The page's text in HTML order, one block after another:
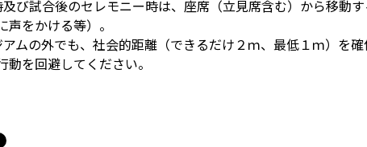
び試合後のセレモニー時は、座席（立見席含む）から移動
声をかける等）。
ムの外でも、社会的距離（できるだけ２ｍ、最低１ｍ）を
動を回避してください。